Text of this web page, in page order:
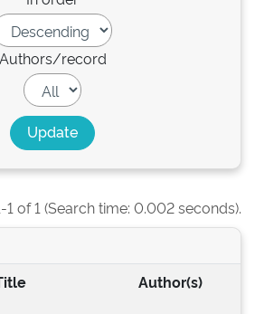
Authors/record
1 of 1 (Search time: 0.002 seconds).
Author(s)